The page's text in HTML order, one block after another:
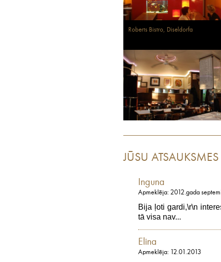
Roberts Bistro, Diseldorfa
JŪSU ATSAUKSMES
Inguna
Apmeklēja: 2012.gada
Bija ļoti gardi,\r\n
tā visa nav...
Elina
Apmeklēja: 12.01.2013